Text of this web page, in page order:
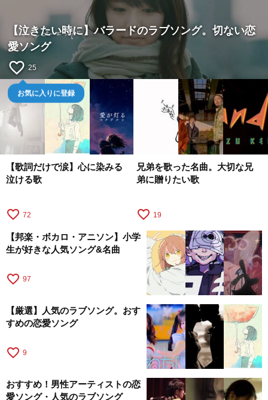
【泣きたい時に】バラードのラブソング。切ない恋
愛ソング
favorite_border 25
お気に入りに登録
【歌詞だけで涙】心に染みる
泣ける歌
favorite_border 72
兄弟を歌った名曲。大切な兄
弟に贈りたい歌
favorite_border 19
【邦楽・ボカロ・アニソン】小学
生が好きな人気ソング&名曲
favorite_border 97
【厳選】人気のラブソング。おす
すめの恋愛ソング
favorite_border 9
おすすめ！男性アーティストの恋
愛ソング・人気のラブソング